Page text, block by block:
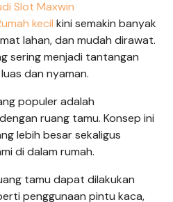
Slot Maxwin
kecil kini semakin banyak
lahan, dan mudah dirawat.
sering menjadi tantangan
dan nyaman.
populer adalah
ruang tamu. Konsep ini
lebih besar sekaligus
di dalam rumah.
tamu dapat dilakukan
penggunaan pintu kaca,